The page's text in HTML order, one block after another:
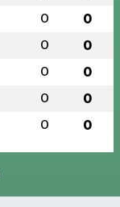
0 0
0 0
0 0
0 0
0 0